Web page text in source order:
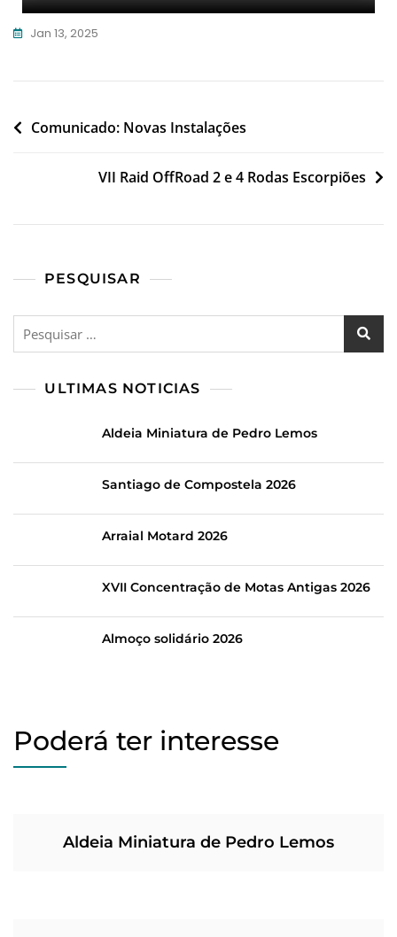
Jan 13, 2025
Comunicado: Novas Instalações
VII Raid OffRoad 2 e 4 Rodas Escorpiões
PESQUISAR
ULTIMAS NOTICIAS
Aldeia Miniatura de Pedro Lemos
Santiago de Compostela 2026
Arraial Motard 2026
XVII Concentração de Motas Antigas 2026
Almoço solidário 2026
Poderá ter interesse
Aldeia Miniatura de Pedro Lemos